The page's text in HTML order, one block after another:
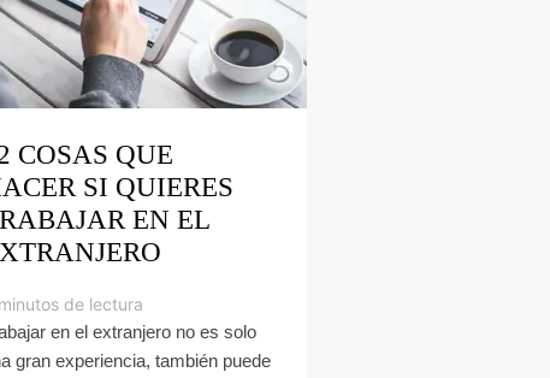
COSAS QUE
SI QUIERES
EN EL
minutos de lectura
en el extranjero no es solo
gran experiencia, también puede